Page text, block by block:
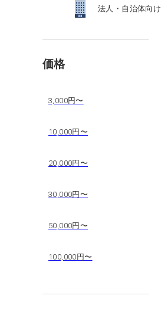
法人・自治体向け
価格
3,000円〜
10,000円〜
20,000円〜
30,000円〜
50,000円〜
100,000円〜